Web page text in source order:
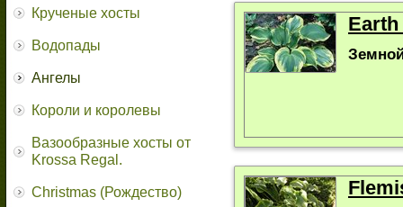
Крученые хосты
Водопады
Ангелы
Короли и королевы
Вазообразные хосты от
Krossa Regal.
Christmas (Рождество)